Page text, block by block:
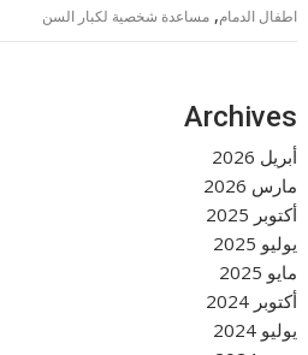
اطفال الدمام,مساعدة شخصية لكبار السن
Archives
أبريل 2026
مارس 2026
أكتوبر 2025
يوليو 2025
مايو 2025
أكتوبر 2024
يوليو 2024